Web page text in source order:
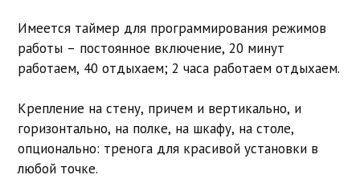
Имеется таймер для программирования режимов
работы – постоянное включение, 20 минут
работаем, 40 отдыхаем; 2 часа работаем отдыхаем.
Крепление на стену, причем и вертикально, и
горизонтально, на полке, на шкафу, на столе,
опционально: тренога для красивой установки в
любой точке.